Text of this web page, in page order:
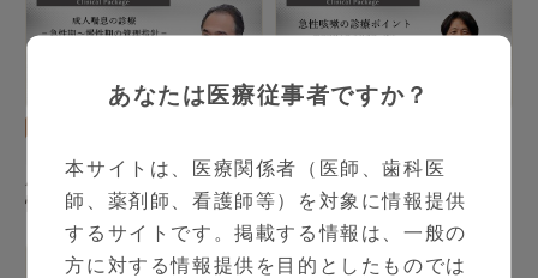
成人喘息の診療－急性期～
慢性期の管理指針－
急性咳嗽の診療ポイント
あなたは医療従事者ですか？
本サイトは、医療関係者（医師、歯科医
師、薬剤師、看護師等）を対象に情報提供
するサイトです。掲載する情報は、一般の
方に対する情報提供を目的としたものでは